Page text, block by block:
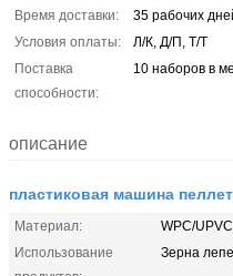
Время доставки:
35 рабочих
Условия оплаты:
Л/К, Д/П, Т/Т
Поставка
способности:
10 наборов в
описание
пластиковая машина
Материал:
WPC/
Использование
Зерна